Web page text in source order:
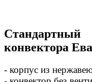
конвектора
- корпус из